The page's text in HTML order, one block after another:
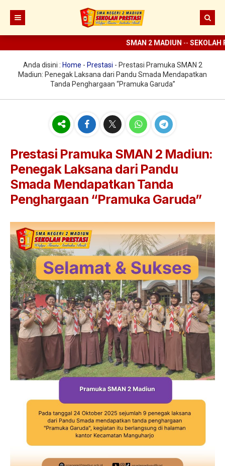
Berita
Profil
Struktur Organisasi
Sarana dan Prasarana
Ekstrakurikuler
SCC
UKS
Jurnalistik
Tari
Teather
ELITE
E-learning
Perpus Digital
Guru dan Karyawan
SMAN 2 MADIUN --SEKOLAH
Anda disini : Home - Prestasi - Prestasi Pramuka SMAN 2
Madiun: Penegak Laksana dari Pandu Smada Mendapatkan
Tanda Penghargaan “Pramuka Garuda”
Prestasi Pramuka SMAN 2 Madiun:
Penegak Laksana dari Pandu
Smada Mendapatkan Tanda
Penghargaan “Pramuka Garuda”